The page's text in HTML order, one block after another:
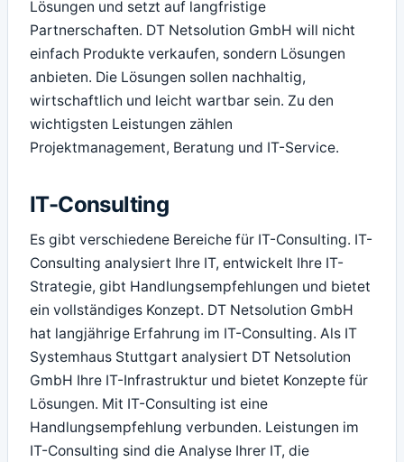
Lösungen und setzt auf langfristige
Partnerschaften. DT Netsolution GmbH will nicht
einfach Produkte verkaufen, sondern Lösungen
anbieten. Die Lösungen sollen nachhaltig,
wirtschaftlich und leicht wartbar sein. Zu den
wichtigsten Leistungen zählen
Projektmanagement, Beratung und IT-Service.
IT-Consulting
Es gibt verschiedene Bereiche für IT-Consulting. IT-
Consulting analysiert Ihre IT, entwickelt Ihre IT-
Strategie, gibt Handlungsempfehlungen und bietet
ein vollständiges Konzept. DT Netsolution GmbH
hat langjährige Erfahrung im IT-Consulting. Als IT
Systemhaus Stuttgart analysiert DT Netsolution
GmbH Ihre IT-Infrastruktur und bietet Konzepte für
Lösungen. Mit IT-Consulting ist eine
Handlungsempfehlung verbunden. Leistungen im
IT-Consulting sind die Analyse Ihrer IT, die